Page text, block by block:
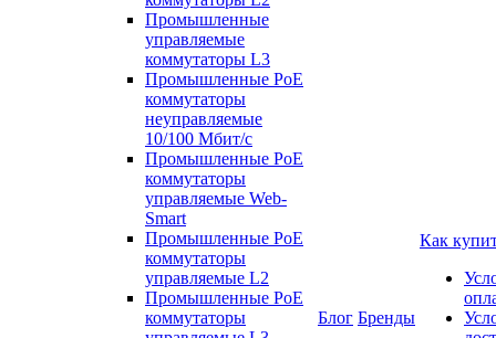
Промышленные
управляемые
коммутаторы L3
Промышленные PoE
коммутаторы
неуправляемые
10/100 Мбит/с
Промышленные PoE
коммутаторы
управляемые Web-
Smart
Промышленные PoE
коммутаторы
управляемые L2
Промышленные PoE
коммутаторы
Блог Бренды
Как